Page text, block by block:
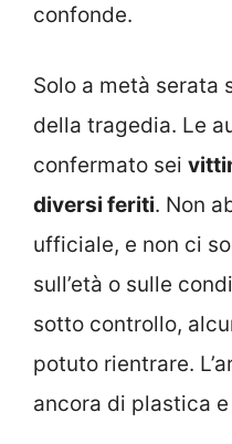
confonde.
Solo a metà serata
della tragedia. Le
confermato sei
diversi feriti. Non
ufficiale, e non ci
sull’età o sulle
sotto controllo,
potuto rientrare.
ancora di plastica